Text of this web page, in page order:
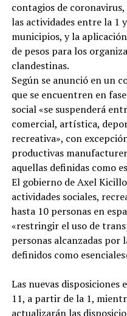
contagios de
las actividades entre la 1
municipios, y la
de pesos para los
clandestinas.
Según se anunció en un
que se encuentren en
social «se suspenderá
comercial, artística,
recreativa», con
productivas
aquellas definidas como
El gobierno de Axel
actividades sociales,
hasta 10 personas en
«restringir el uso de
personas alcanzadas por
definidos como
Las nuevas
11, a partir de la 1,
actualizarán las